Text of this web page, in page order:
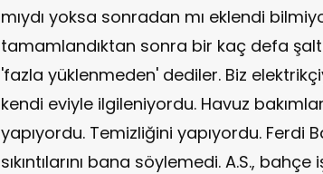
mıydı yoksa sonradan mı eklendi
tamamlandıktan sonra bir kaç defa
'fazla yüklenmeden' dediler. Biz
kendi eviyle ilgileniyordu. Havuz
yapıyordu. Temizliğini yapıyordu. Ferdi
sıkıntılarını bana söylemedi. A.S.,